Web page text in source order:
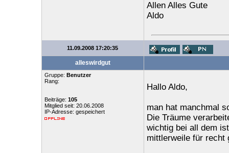
Allen Alles Gute
Aldo
11.09.2008 17:20:35
alleswirdgut
Gruppe: Benutzer
Rang:
Beiträge: 105
Mitglied seit: 20.06.2008
IP-Adresse: gespeichert
Hallo Aldo,
man hat manchmal
Die Träume
wichtig bei all dem
mittlerweile für recht